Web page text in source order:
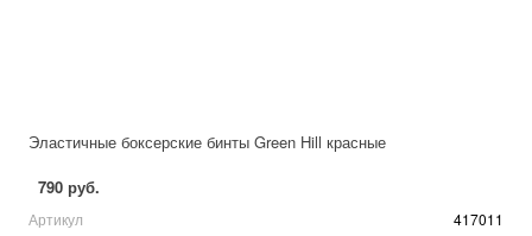
Эластичные боксерские бинты Green Hill красные
790 руб.
Артикул 417011